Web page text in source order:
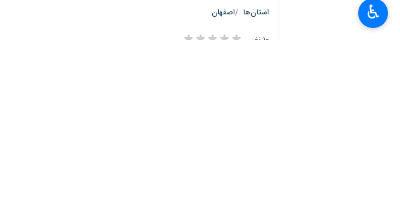
استان‌ها اصفهان
۱۰ نفر
♿︎